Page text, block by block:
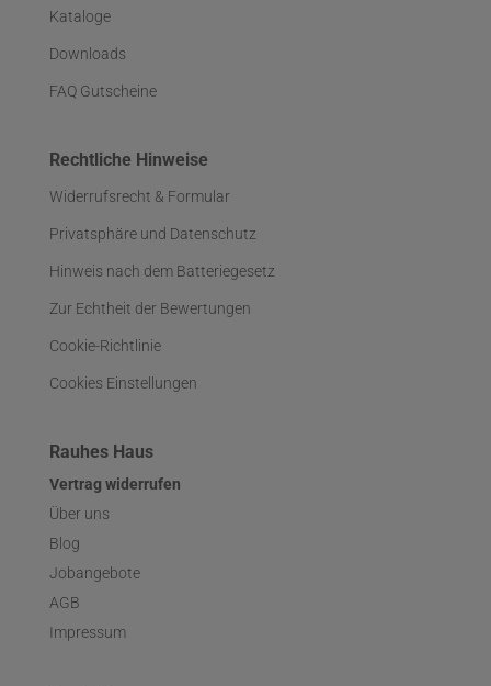
Kataloge
Downloads
FAQ Gutscheine
Rechtliche Hinweise
Widerrufsrecht & Formular
Privatsphäre und Datenschutz
Hinweis nach dem Batteriegesetz
Zur Echtheit der Bewertungen
Cookie-Richtlinie
Cookies Einstellungen
Rauhes Haus
Vertrag widerrufen
Über uns
Blog
Jobangebote
AGB
Impressum